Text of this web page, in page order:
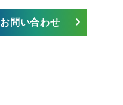
お問い合わせ